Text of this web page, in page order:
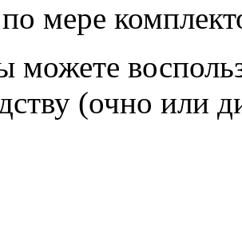
мере
можете
(очно или